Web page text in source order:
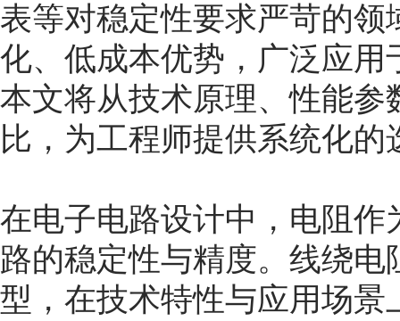
表等对稳定性要求严苛的
化、低成本优势，广泛应
本文将从技术原理、性能
比，为工程师提供系统化的
在电子电路设计中，电阻
路的稳定性与精度。线绕
型，在技术特性与应用场